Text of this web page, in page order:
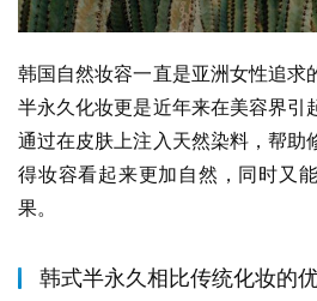
韩国自然妆容一直是亚洲女性追求
半永久化妆更是近年来在美容界引
通过在皮肤上注入天然染料，帮助
得妆容看起来更加自然，同时又
果。
韩式半永久相比传统化妆的